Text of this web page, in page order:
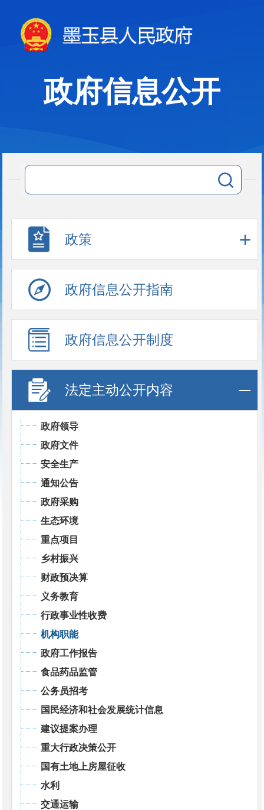
政府信息公开
政策
政府信息公开指南
政府信息公开制度
法定主动公开内容
政府领导
政府文件
安全生产
通知公告
政府采购
生态环境
重点项目
乡村振兴
财政预决算
义务教育
行政事业性收费
机构职能
政府工作报告
食品药品监管
公务员招考
国民经济和社会发展统计信息
建议提案办理
重大行政决策公开
国有土地上房屋征收
水利
交通运输